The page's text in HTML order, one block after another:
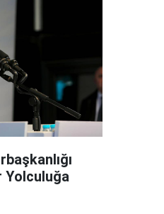
Yolculuğa